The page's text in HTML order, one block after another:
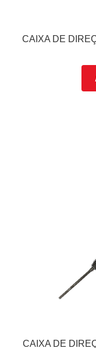
CAIXA DE
CAIXA DE